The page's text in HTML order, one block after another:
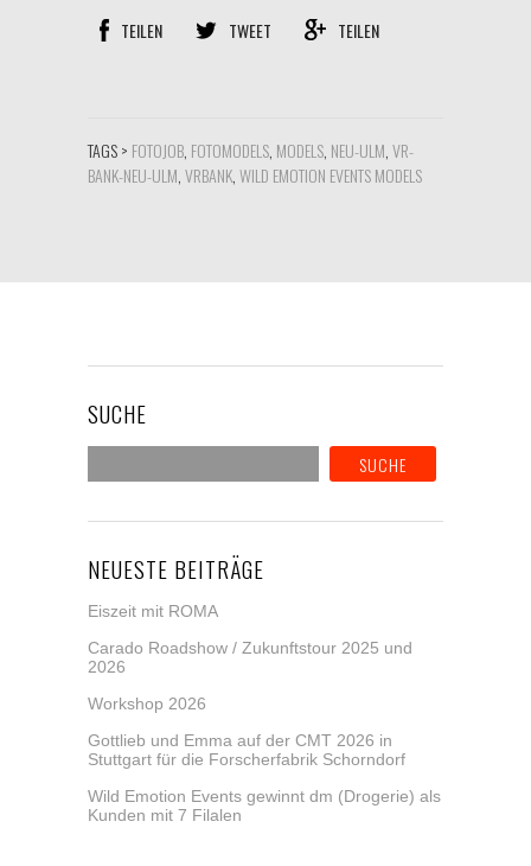
TEILEN TWEET TEILEN
TAGS > FOTOJOB, FOTOMODELS, MODELS, NEU-ULM,VR-
BANK-NEU-ULM,VRBANK,WILD EMOTION EVENTS MODELS
SUCHE
NEUESTE BEITRÄGE
Eiszeit mit ROMA
Carado Roadshow / Zukunftstour 2025 und
2026
Workshop 2026
Gottlieb und Emma auf der CMT 2026 in
Stuttgart für die Forscherfabrik Schorndorf
Wild Emotion Events gewinnt dm (Drogerie) als
Kunden mit 7 Filalen